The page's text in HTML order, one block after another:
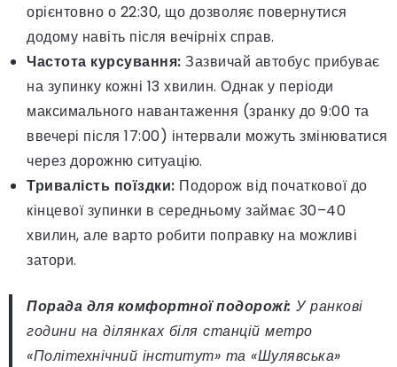
орієнтовно о 22:30, що дозволяє повернутися
додому навіть після вечірніх справ.
Частота курсування: Зазвичай автобус прибуває
на зупинку кожні 13 хвилин. Однак у періоди
максимального навантаження (зранку до 9:00 та
ввечері після 17:00) інтервали можуть змінюватися
через дорожню ситуацію.
Тривалість поїздки: Подорож від початкової до
кінцевої зупинки в середньому займає 30–40
хвилин, але варто робити поправку на можливі
затори.
Порада для комфортної подорожі: У ранкові
години на ділянках біля станцій метро
«Політехнічний інститут» та «Шулявська»